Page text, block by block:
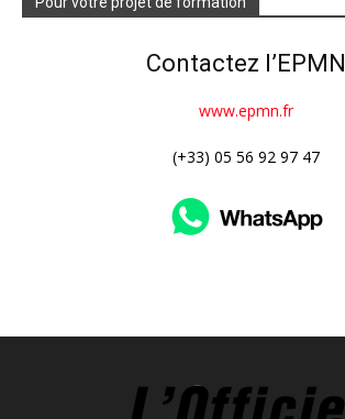
Contactez l’EPMN
www.epmn.fr
(+33) 05 56 92 97 47